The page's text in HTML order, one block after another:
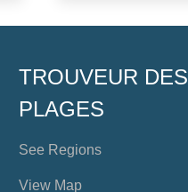
TROUVEUR DES
PLAGES
See Regions
View Map